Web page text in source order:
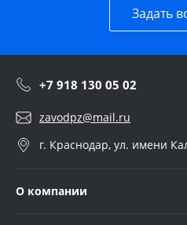
Задать
+7 918 130 05 02
zavodpz@mail.ru
г. Краснодар, ул. имени
О компании